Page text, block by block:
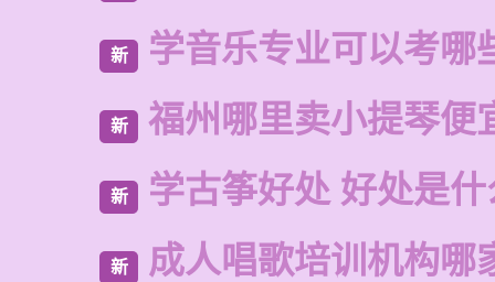
新 学音乐专业可以考哪
新 福州哪里卖小提琴便
新 学古筝好处 好处是什
新 成人唱歌培训机构哪